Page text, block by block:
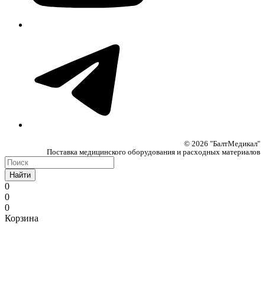
© 2026 "БалтМедикал"
Поставка медицинского оборудования и расходных материалов
Найти
0
0
0
Корзина